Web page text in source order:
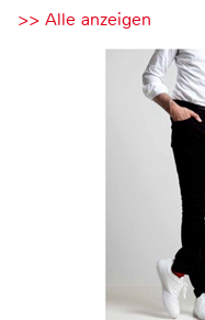
>> Alle anzeigen